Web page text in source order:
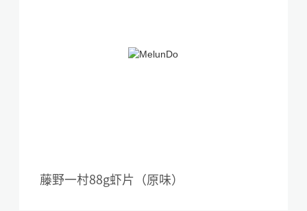
藤野一村88g虾片（原味）